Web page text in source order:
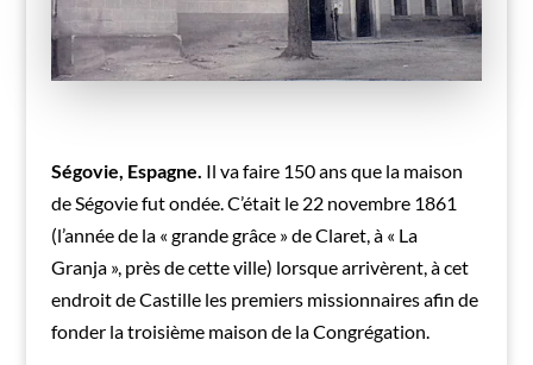
Ségovie, Espagne. Il va faire 150 ans que la maison
de Ségovie fut ondée. C’était le 22 novembre 1861
(l’année de la « grande grâce » de Claret, à « La
Granja », près de cette ville) lorsque arrivèrent, à cet
endroit de Castille les premiers missionnaires afin de
fonder la troisième maison de la Congrégation.